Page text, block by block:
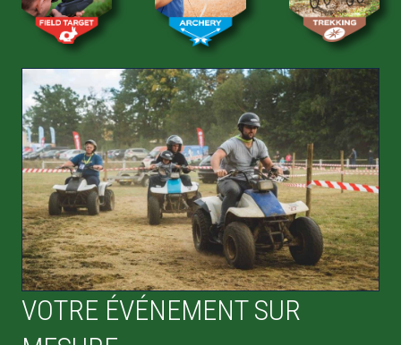
VOTRE ÉVÉNEMENT SUR